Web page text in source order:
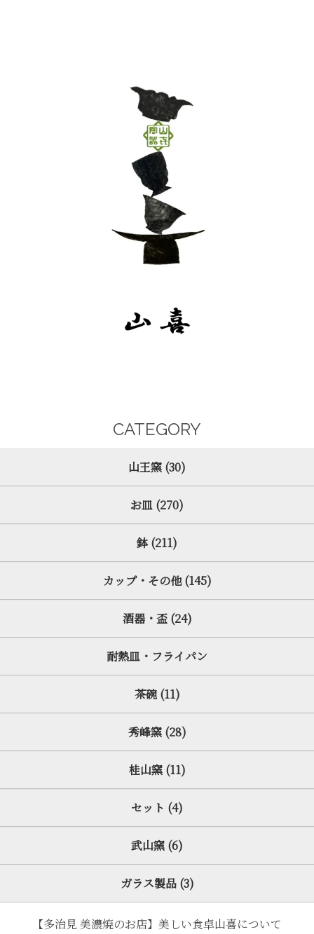
CATEGORY
山王窯 (30)
お皿 (270)
鉢 (211)
カップ・その他 (145)
酒器・盃 (24)
耐熱皿・フライパン
茶碗 (11)
秀峰窯 (28)
桂山窯 (11)
セット (4)
武山窯 (6)
ガラス製品 (3)
【多治見 美濃焼のお店】美しい食卓山喜について